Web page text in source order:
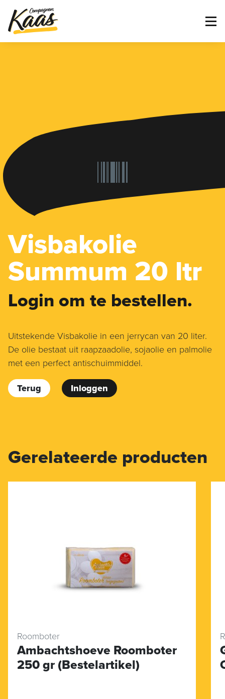
Visbakolie
Summum 20 ltr
Login om te bestellen.
Uitstekende Visbakolie in een jerrycan van 20 liter.
De olie bestaat uit raapzaadolie, sojaolie en palmolie
met een perfect antischuimmiddel.
Terug Inloggen
Gerelateerde producten
Roomboter
Ambachtshoeve Roomboter
250 gr (Bestelartikel)